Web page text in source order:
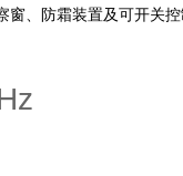
、防霜装置及可开关控